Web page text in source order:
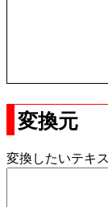
変換元
変換したいテキ